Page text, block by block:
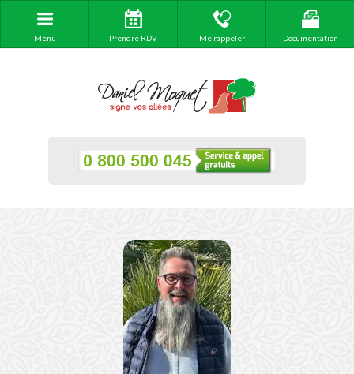
Menu Prendre RDV Me rappeler Documentation